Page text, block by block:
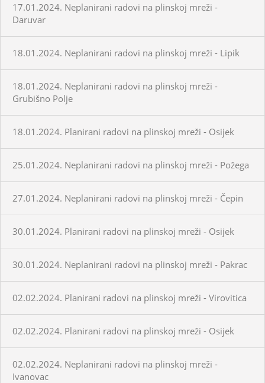
17.01.2024. Neplanirani radovi na plinskoj mreži -
Daruvar
18.01.2024. Neplanirani radovi na plinskoj mreži - Lipik
18.01.2024. Neplanirani radovi na plinskoj mreži -
Grubišno Polje
18.01.2024. Planirani radovi na plinskoj mreži - Osijek
25.01.2024. Neplanirani radovi na plinskoj mreži - Požega
27.01.2024. Neplanirani radovi na plinskoj mreži - Čepin
30.01.2024. Planirani radovi na plinskoj mreži - Osijek
30.01.2024. Neplanirani radovi na plinskoj mreži - Pakrac
02.02.2024. Planirani radovi na plinskoj mreži - Virovitica
02.02.2024. Planirani radovi na plinskoj mreži - Osijek
02.02.2024. Neplanirani radovi na plinskoj mreži -
Ivanovac